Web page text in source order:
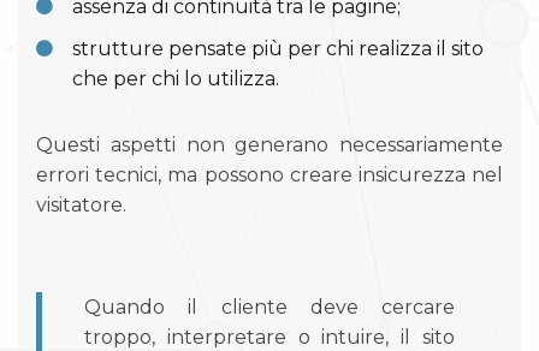
assenza di continuità tra le pagine;
strutture pensate più per chi realizza il sito
che per chi lo utilizza.
Questi aspetti non generano necessariamente
errori tecnici, ma possono creare insicurezza nel
visitatore.
Quando il cliente deve cercare
troppo, interpretare o intuire, il sito